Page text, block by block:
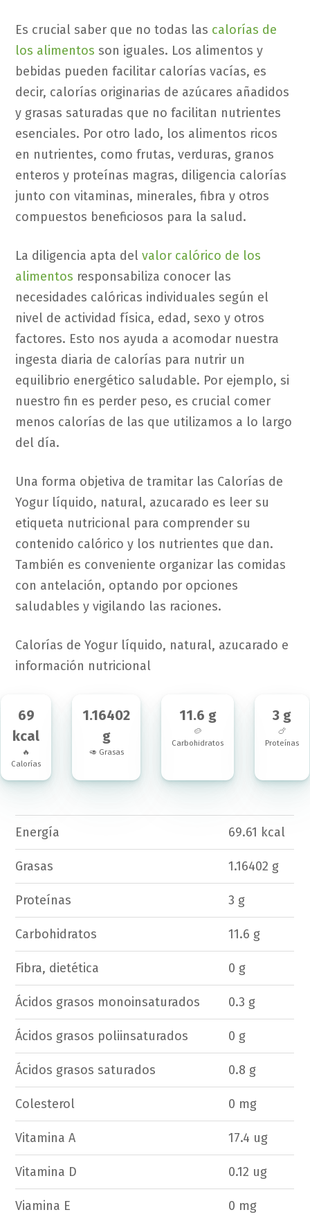
Es crucial saber que no todas las calorías de
los alimentos son iguales. Los alimentos y
bebidas pueden facilitar calorías vacías, es
decir, calorías originarias de azúcares añadidos
y grasas saturadas que no facilitan nutrientes
esenciales. Por otro lado, los alimentos ricos
en nutrientes, como frutas, verduras, granos
enteros y proteínas magras, diligencia calorías
junto con vitaminas, minerales, fibra y otros
compuestos beneficiosos para la salud.
La diligencia apta delvalor calórico de los
alimentos responsabiliza conocer las
necesidades calóricas individuales según el
nivel de actividad física, edad, sexo y otros
factores. Esto nos ayuda a acomodar nuestra
ingesta diaria de calorías para nutrir un
equilibrio energético saludable. Por ejemplo, si
nuestro fin es perder peso, es crucial comer
menos calorías de las que utilizamos a lo largo
del día.
Una forma objetiva de tramitar las Calorías de
Yogur líquido, natural, azucarado es leer su
etiqueta nutricional para comprender su
contenido calórico y los nutrientes que dan.
También es conveniente organizar las comidas
con antelación, optando por opciones
saludables y vigilando las raciones.
Calorías de Yogur líquido, natural, azucarado e
información nutricional
69
kcal
🔥
Calorías
1.16402
g
🥑 Grasas
11.6 g
🥔
Carbohidratos
3 g
🍗
Proteínas
Energía 69.61 kcal
Grasas 1.16402 g
Proteínas 3 g
Carbohidratos 11.6 g
Fibra, dietética 0 g
Ácidos grasos monoinsaturados 0.3 g
Ácidos grasos poliinsaturados 0 g
Ácidos grasos saturados 0.8 g
Colesterol 0 mg
Vitamina A 17.4 ug
Vitamina D 0.12 ug
Viamina E 0 mg